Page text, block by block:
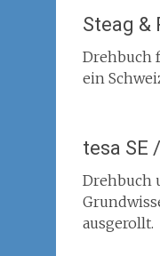
Steag &
Drehbuch
ein
tesa SE
Drehbuch
ausgerollt.